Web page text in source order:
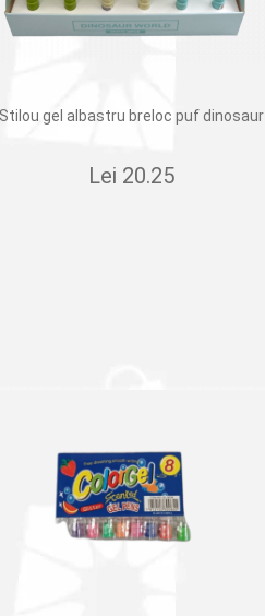
Stilou gel albastru breloc puf dinosaur
Lei 20.25